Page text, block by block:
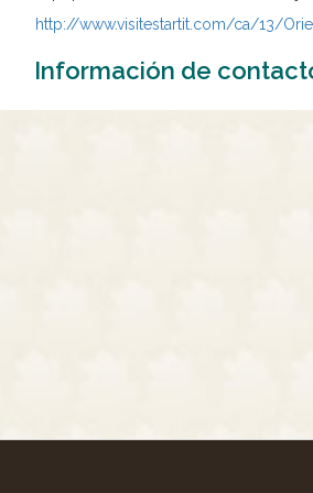
http://www.visitestartit.com/ca/13/
Información de